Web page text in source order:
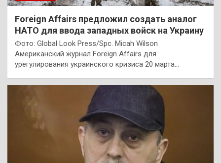
Foreign Affairs предложил создать аналог
НАТО для ввода западных войск на Украину
Фото: Global Look Press/Spc. Micah Wilson
Американский журнал Foreign Affairs для
урегулирования украинского кризиса 20 марта…